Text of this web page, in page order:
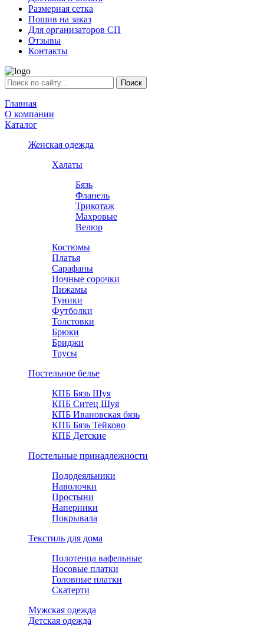
Размерная сетка
Пошив на заказ
Для организаторов СП
Отзывы
Контакты
Главная
О компании
Каталог
Женская одежда
Халаты
Бязь
Фланель
Трикотаж
Махровые
Велюр
Костюмы
Платья
Сарафаны
Ночные сорочки
Пижамы
Туники
Футболки
Толстовки
Брюки
Бриджи
Трусы
Постельное белье
КПБ Бязь Шуя
КПБ Ситец Шуя
КПБ Ивановская бязь
КПБ Бязь Тейково
КПБ Детские
Постельные принадлежности
Пододеяльники
Наволочки
Простыни
Наперники
Покрывала
Текстиль для дома
Полотенца вафельные
Носовые платки
Головные платки
Скатерти
Мужская одежда
Детская одежда